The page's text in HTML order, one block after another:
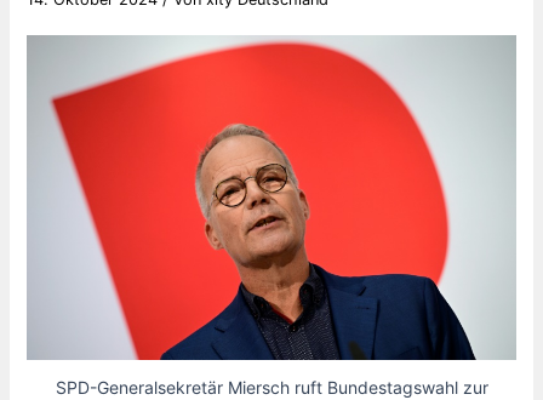
SPD-Generalsekretär Miersch ruft Bundestagswahl zur